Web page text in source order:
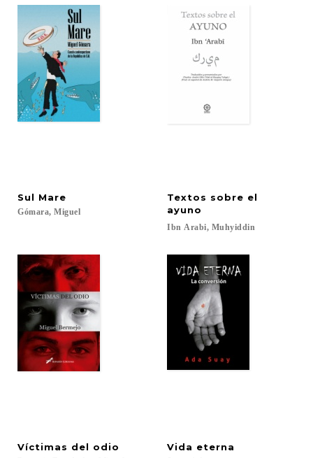
Sul Mare
Gómara, Miguel
Textos sobre el
ayuno
Ibn Arabi, Muhyiddin
Víctimas del odio Vida eterna